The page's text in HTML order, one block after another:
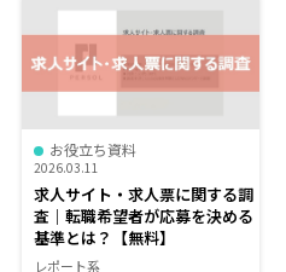
お役立ち資料
2026.03.11
求人サイト・求人票に関する調
査｜転職希望者が応募を決める
基準とは？【無料】
レポート系